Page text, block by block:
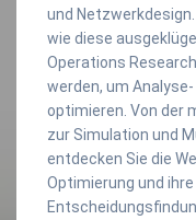
und
wie diese
Operations
werden, um
optimieren. Von der
zur Simulation und
entdecken Sie die
Optimierung und